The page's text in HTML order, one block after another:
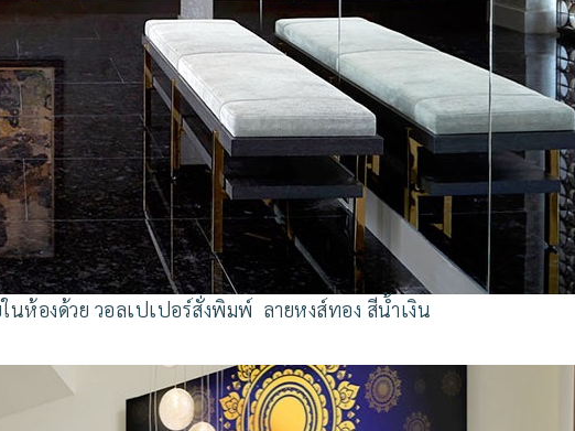
นห้องด้วย วอลเปเปอร์สั่งพิมพ์ ลายหงส์ทอง สีน้ำเงิน